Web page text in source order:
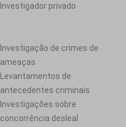
Investigador privado
Investigação de crimes de
ameaças
Levantamentos de
antecedentes criminais
Investigações sobre
concorrência desleal